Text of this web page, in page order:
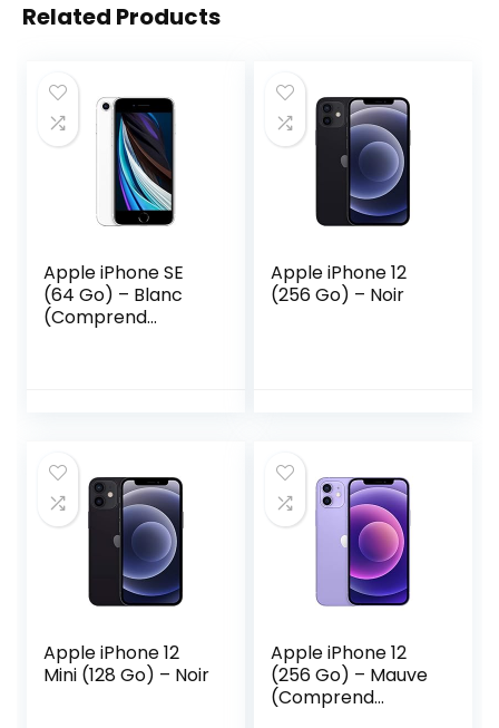
Related Products
Apple iPhone SE
(64 Go) – Blanc
(Comprend
Lightning vers USB,
Adaptateur
Secteur USB)
Apple iPhone 12
(256 Go) – Noir
Apple iPhone 12
Mini (128 Go) – Noir
Apple iPhone 12
(256 Go) – Mauve
(Comprend